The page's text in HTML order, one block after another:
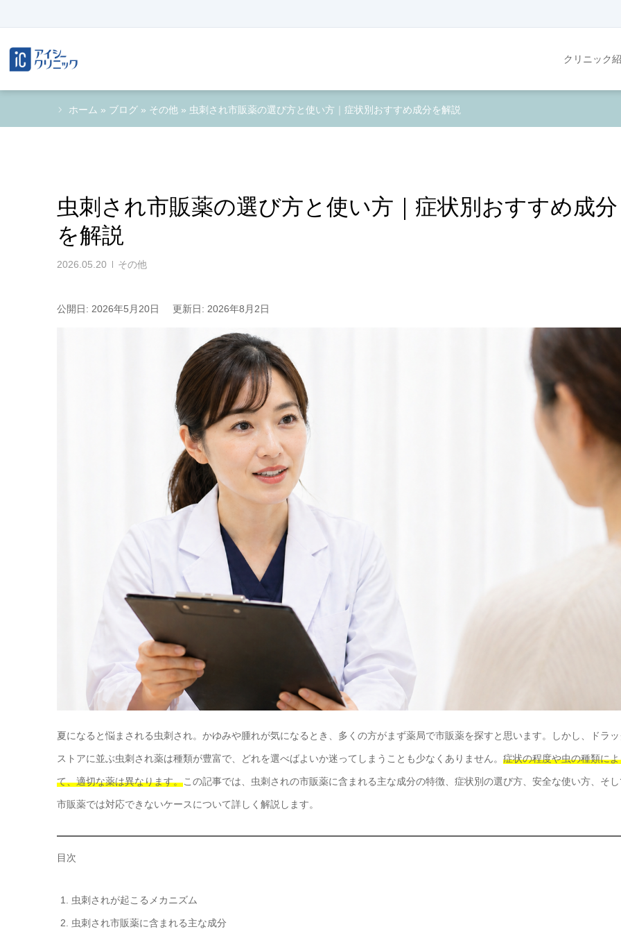
クリニック
ホーム » ブログ » その他 » 虫刺され市販薬の選び方と使い方｜症状別おすすめ成分を解説
虫刺され市販薬の選び方と使い方｜症状別おすすめ成分
を解説
2026.05.20 その他
公開日: 2026年5月20日 更新日: 2026年8月2日
夏になると悩まされる虫刺され。かゆみや腫れが気になるとき、多くの方がまず薬局で市販薬を探すと思います。しかし、ドラ
ストアに並ぶ虫刺され薬は種類が豊富で、どれを選べばよいか迷ってしまうことも少なくありません。 症状の程度や虫の種類に
て、適切な薬は異なります。この記事では、虫刺されの市販薬に含まれる主な成分の特徴、症状別の選び方、安全な使い方、そし
市販薬では対応できないケースについて詳しく解説します。
目次
虫刺されが起こるメカニズム
虫刺され市販薬に含まれる主な成分